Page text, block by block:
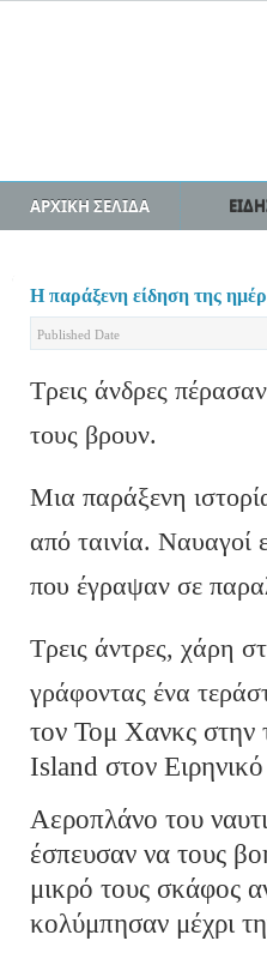
ΑΡΧΙΚΗ ΣΕΛΙΔΑ
Η παράξενη είδηση της
Published Date
Τρεις άνδρες
τους βρουν.
Μια παράξενη
από ταινία. Ναυαγοί
που έγραψαν σε
Τρεις άντρες, χάρη
γράφοντας ένα
τον Τομ Χανκς στην
Island στον
Αεροπλάνο του
έσπευσαν να τους
μικρό τους σκάφος
κολύμπησαν μέχρι